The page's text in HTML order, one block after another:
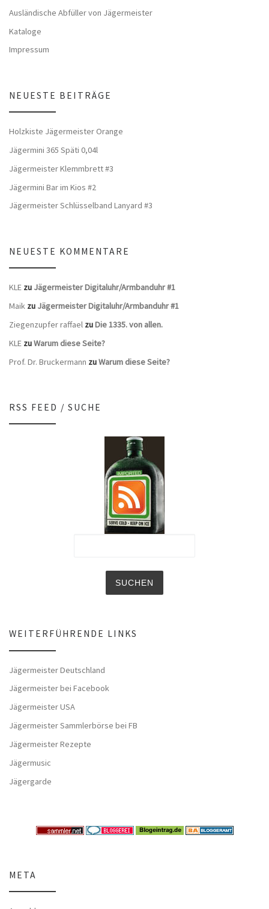
Ausländische Abfüller von Jägermeister
Kataloge
Impressum
NEUESTE BEITRÄGE
Holzkiste Jägermeister Orange
Jägermini 365 Späti 0,04l
Jägermeister Klemmbrett #3
Jägermini Bar im Kios #2
Jägermeister Schlüsselband Lanyard #3
NEUESTE KOMMENTARE
KLE zu Jägermeister Digitaluhr/Armbanduhr #1
Maik zu Jägermeister Digitaluhr/Armbanduhr #1
Ziegenzupfer raffael zuDie 1335. von allen.
KLE zuWarum diese Seite?
Prof. Dr. Bruckermann zuWarum diese Seite?
RSS FEED / SUCHE
WEITERFÜHRENDE LINKS
Jägermeister Deutschland
Jägermeister bei Facebook
Jägermeister USA
Jägermeister Sammlerbörse bei FB
Jägermeister Rezepte
Jägermusic
Jägergarde
META